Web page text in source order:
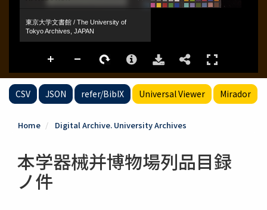
CSV JSON refer/BibIX Universal Viewer Mirador
Home Digital Archive. University Archives
本学器械并博物場列品目録
ノ件